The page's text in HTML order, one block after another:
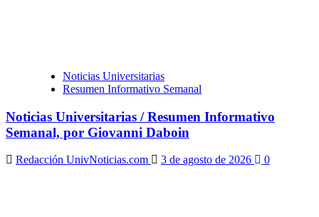
Noticias Universitarias
Resumen Informativo Semanal
Noticias Universitarias / Resumen Informativo
Semanal, por Giovanni Daboin
Redacción UnivNoticias.com 3 de agosto de 2026 0